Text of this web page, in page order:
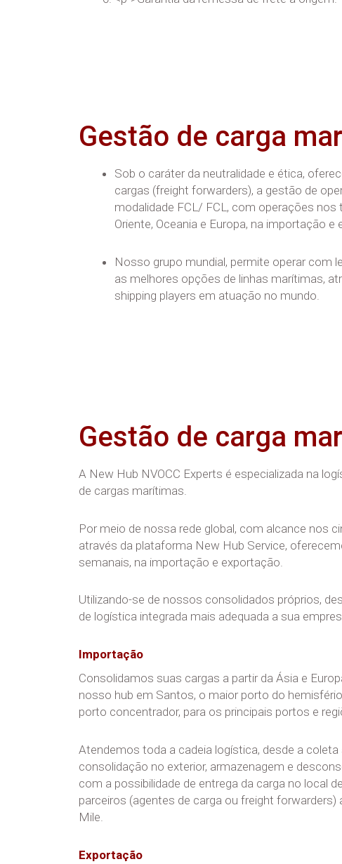
Gestão de carga
Sob o caráter da neutralidade e ética,
cargas (freight forwarders), a gestão de
modalidade FCL/ FCL, com operações nos
Oriente, Oceania e Europa, na importação e
Nosso grupo mundial, permite operar com
as melhores opções de linhas marítimas,
shipping players em atuação no mundo.
Gestão de carga
A New Hub NVOCC Experts é especializada na
de cargas marítimas.
Por meio de nossa rede global, com alcance nos
através da plataforma New Hub Service,
semanais, na importação e exportação.
Utilizando-se de nossos consolidados próprios,
de logística integrada mais adequada a sua
Importação
Consolidamos suas cargas a partir da Ásia e
nosso hub em Santos, o maior porto do
porto concentrador, para os principais portos e
Atendemos toda a cadeia logística, desde a coleta
consolidação no exterior, armazenagem e
com a possibilidade de entrega da carga no local
parceiros (agentes de carga ou freight
Mile.
Exportação